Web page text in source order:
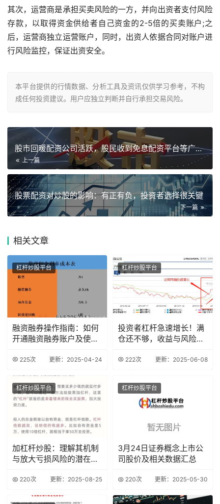
其次，运营商是承担买卖风险的一方，并向出资者支付风险
存款，以取得资金供给者自己资金的2-5倍的买卖账户;之
后，运营商独立运营账户，同时，出资人依据合同对账户进
行风险监控，保证出资安全。
本平台提供的行情数据、分析工具及资讯仅供学习参考，不构
成任何投资建议。用户应独立判断并自行承担交易风险。
股市回暖配资公司活跃，股民收到免息配资平台等广告提醒风险
上一篇
股票配资对炒股的影响：有正有负，投资者选择很关键
下一篇
相关文章
杠杆炒股平台
融资融券操作指南：如何
开通融资融券账户及使用
225次 更新：2025-04-24
杠杆炒股平台
投资者杠杆急速增长！满
仓还不够，收益与风险并
222次 更新：2025-06-08
杠杆炒股平台
加杠杆炒股：理解其机制
与放大亏损风险的潜在危
220次 更新：2025-08-25
杠杆炒股平台
3月24日证券概念上市公
司股价及相关数据汇总
220次 更新：2025-05-30